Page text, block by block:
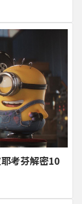
考芬解密10